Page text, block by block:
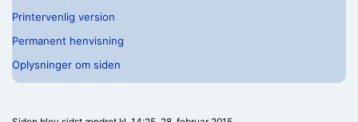
Printervenlig version
Permanent henvisning
Oplysninger om siden